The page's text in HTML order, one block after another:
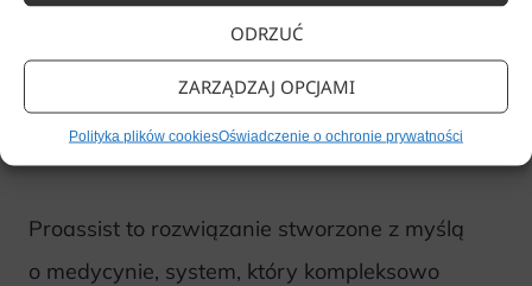
ODRZUĆ
ZARZĄDZAJ OPCJAMI
Polityka plików cookiesOświadczenie o ochronie prywatności
, podczas której wspólnie
opracujecie skuteczny skrypt rozmów,
dopasowany do specyfiki Twojej placówki
i realnych potrzeb zespołu.
Proassist to rozwiązanie stworzone z myślą
o medycynie, system, który kompleksowo